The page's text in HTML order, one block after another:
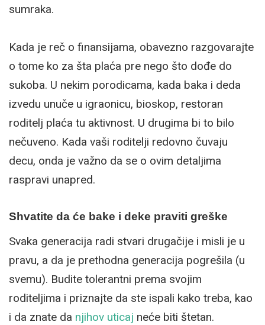
sumraka.
Kada je reč o finansijama, obavezno razgovarajte
o tome ko za šta plaća pre nego što dođe do
sukoba. U nekim porodicama, kada baka i deda
izvedu unuče u igraonicu, bioskop, restoran
roditelj plaća tu aktivnost. U drugima bi to bilo
nečuveno. Kada vaši roditelji redovno čuvaju
decu, onda je važno da se o ovim detaljima
raspravi unapred.
Shvatite da će bake i deke praviti greške
Svaka generacija radi stvari drugačije i misli je u
pravu, a da je prethodna generacija pogrešila (u
svemu). Budite tolerantni prema svojim
roditeljima i priznajte da ste ispali kako treba, kao
i da znate da njihov uticaj neće biti štetan.